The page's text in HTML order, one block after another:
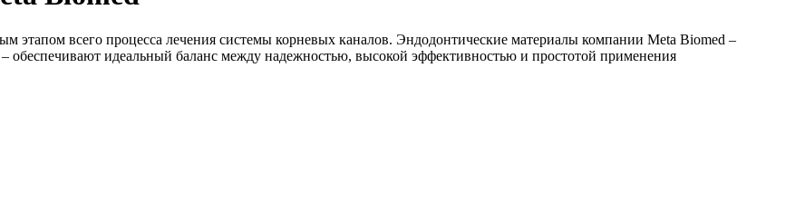
этапом всего процесса лечения системы корневых каналов. Эндодонтические материалы компании Meta Biomed –
обеспечивают идеальный баланс между надежностью, высокой эффективностью и простотой применения